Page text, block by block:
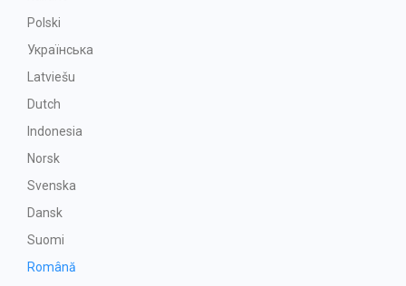
Polski
Українська
Latviešu
Dutch
Indonesia
Norsk
Svenska
Dansk
Suomi
Română